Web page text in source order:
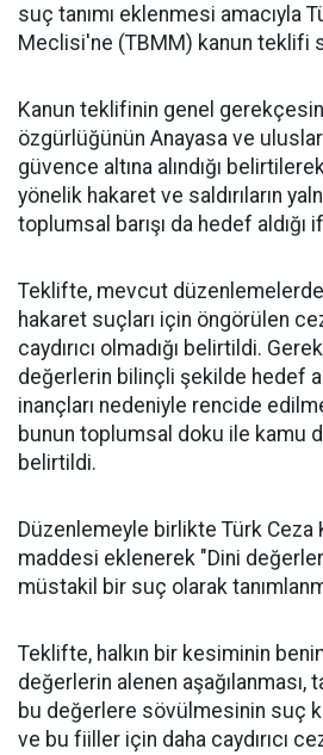
suç tanımı eklenmesi amacıyla
Meclisi'ne (TBMM) kanun teklifi
Kanun teklifinin genel
özgürlüğünün Anayasa ve
güvence altına alındığı
yönelik hakaret ve saldırıların
toplumsal barışı da hedef aldığı
Teklifte, mevcut
hakaret suçları için öngörülen
caydırıcı olmadığı belirtildi.
değerlerin bilinçli şekilde hedef
inançları nedeniyle rencide
bunun toplumsal doku ile kamu
belirtildi.
Düzenlemeyle birlikte Türk Ceza
maddesi eklenerek "Dini
müstakil bir suç olarak
Teklifte, halkın bir kesiminin
değerlerin alenen aşağılanması,
bu değerlere sövülmesinin suç
ve bu fiiller için daha caydırıcı